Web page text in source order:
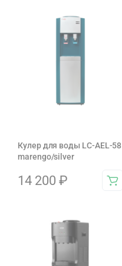
Кулер для воды LC-AEL-58
marengo/silver
14 200 ₽